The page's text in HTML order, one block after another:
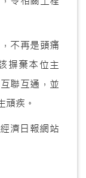
不再是頭痛
摒棄本位主
聯互通，並
頑疾。
濟日報網站